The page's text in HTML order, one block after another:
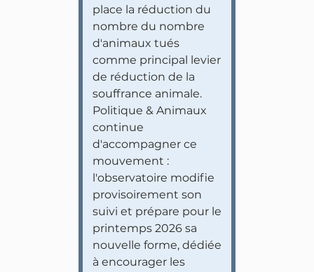
place la réduction du
nombre du nombre
d'animaux tués
comme principal levier
de réduction de la
souffrance animale.
Politique & Animaux
continue
d'accompagner ce
mouvement :
l'observatoire modifie
provisoirement son
suivi et prépare pour le
printemps 2026 sa
nouvelle forme, dédiée
à encourager les